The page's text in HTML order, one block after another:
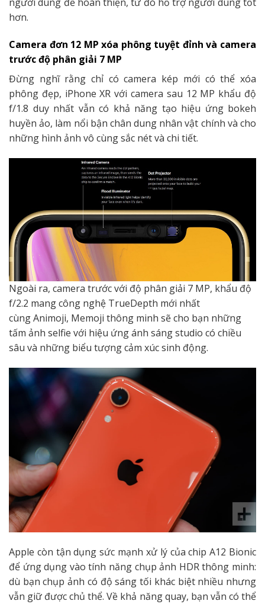
hơn.
Camera đơn 12 MP xóa phông tuyệt đỉnh và camera
trước độ phân giải 7 MP
Đừng nghĩ rằng chỉ có camera kép mới có thể xóa
phông đẹp, iPhone XR với camera sau 12 MP khẩu độ
f/1.8 duy nhất vẫn có khả năng tạo hiệu ứng bokeh
huyền ảo, làm nổi bận chân dung nhân vật chính và cho
những hình ảnh vô cùng sắc nét và chi tiết.
Ngoài ra, camera trước với độ phân giải 7 MP, khẩu độ
f/2.2 mang công nghệ TrueDepth mới nhất
cùng Animoji, Memoji thông minh sẽ cho bạn những
tấm ảnh selfie với hiệu ứng ánh sáng studio có chiều
sâu và những biểu tượng cảm xúc sinh động.
Apple còn tận dụng sức mạnh xử lý của chip A12 Bionic
để ứng dụng vào tính năng chụp ảnh HDR thông minh:
dù bạn chụp ảnh có độ sáng tối khác biệt nhiều nhưng
vẫn giữ được chủ thể. Về khả năng quay, bạn vẫn có thể